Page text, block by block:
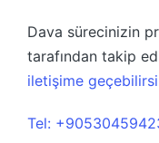
Dava sürecinizin
tarafından takip
iletişime
Tel: